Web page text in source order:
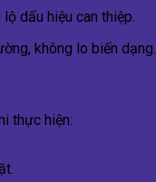
dấu hiệu can thiệp.
không lo biến dạng.
thực hiện: